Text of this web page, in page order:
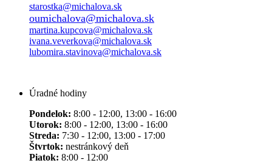
starostka@michalova.sk
oumichalova@michalova.sk
martina.kupcova@michalova.sk
ivana.veverkova@michalova.sk
lubomira.stavinova@michalova.sk
Úradné hodiny
Pondelok: 8:00 - 12:00, 13:00 - 16:00
Utorok: 8:00 - 12:00, 13:00 - 16:00
Streda: 7:30 - 12:00, 13:00 - 17:00
Štvrtok: nestránkový deň
Piatok: 8:00 - 12:00